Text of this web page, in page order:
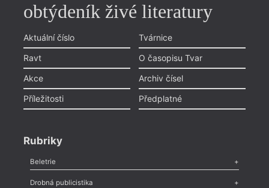
obtýdeník živé literatury
Aktuální číslo
Ravt
Akce
Příležitosti
Tvárnice
O časopisu Tvar
Archiv čísel
Předplatné
Rubriky
Beletrie
Poezie,Próza,Dokumenty
Drobná publicistika